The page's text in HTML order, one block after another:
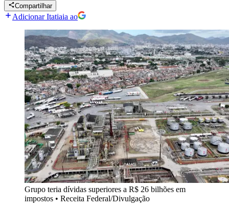
Compartilhar
Adicionar Itatiaia ao
Grupo teria dívidas superiores a R$ 26 bilhões em
impostos • Receita Federal/Divulgação